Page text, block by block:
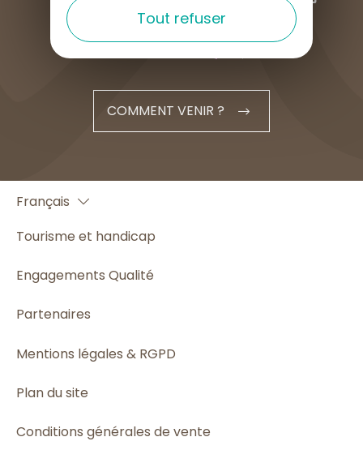
COMMENT VENIR ?
Français
Español
Tourisme et handicap
Engagements Qualité
Partenaires
Mentions légales & RGPD
Plan du site
Conditions générales de vente
Tout refuser